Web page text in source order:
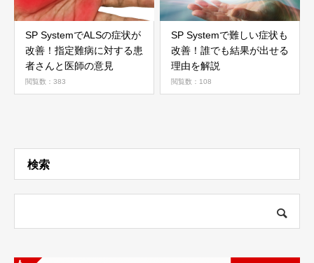
SP SystemでALSの症状が
改善！指定難病に対する患
者さんと医師の意見
閲覧数：383
SP Systemで難しい症状も
改善！誰でも結果が出せる
理由を解説
閲覧数：108
検索